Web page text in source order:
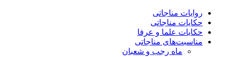
روایات مناجاتی
حکایات مناجاتی
حکایات علما و عرفا
مناسبت‌های مناجاتی
ماه رجب و شعبان